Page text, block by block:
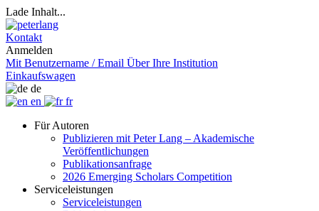
Lade Inhalt...
Kontakt
Anmelden
Mit Benutzername / Email Über Ihre Institution
Einkaufswagen
de
en
fr
Für Autoren
Publizieren mit Peter Lang – Akademische
Veröffentlichungen
Publikationsanfrage
2026 Emerging Scholars Competition
Serviceleistungen
Serviceleistungen